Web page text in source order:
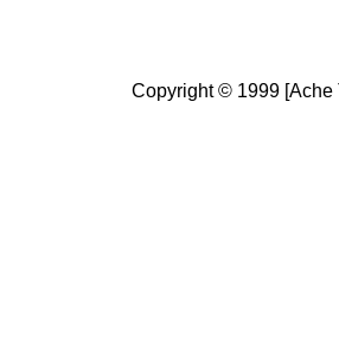
Copyright © 1999 [Ache